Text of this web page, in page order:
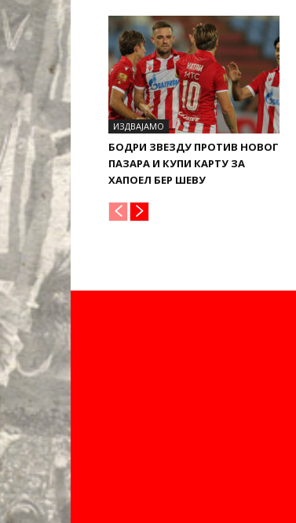
ИЗДВАЈАМО
БОДРИ ЗВЕЗДУ ПРОТИВ НОВОГ
ПАЗАРА И КУПИ КАРТУ ЗА
ХАПОЕЛ БЕР ШЕВУ